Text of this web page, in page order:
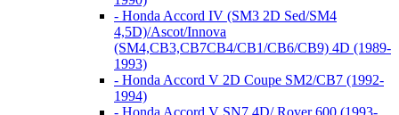
- Honda Accord IV (SM3 2D Sed/SM4
4,5D)/Ascot/Innova
(SM4,CB3,CB7CB4/CB1/CB6/CB9) 4D (1989-
1993)
- Honda Accord V 2D Coupe SM2/CB7 (1992-
1994)
- Honda Accord V SN7 4D/ Rover 600 (1993-